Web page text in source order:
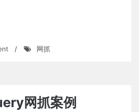
on
据
/ 网抓
网抓案例